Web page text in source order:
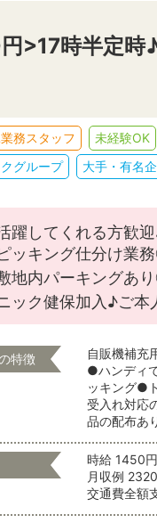
駅名から検
新潟県
富山県
テレマーケティン
販売・接客
IT・クリエイティ
選択をすべてクリアす
スキルを活かす
就業形態
就業期間
>17時半定時
務スタッフ 未経験OK
グループ
大手・有名
躍してくれる方歓
ッキング仕分け業
地内パーキングあ
ック健保加入♪ご本
特徴
自販機補充
●ハンディ
ッキング●
受入れ対応
品の配布あ
時給 1450円
月収例
交通費全額